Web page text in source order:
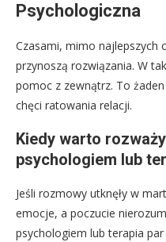
Psychologiczna
Czasami, mimo najlepszych
przynoszą rozwiązania. W
pomoc z zewnątrz. To
chęci ratowania relacji.
Kiedy warto
psychologiem lub
Jeśli rozmowy utknęły w
emocje, a poczucie
psychologiem lub terapia